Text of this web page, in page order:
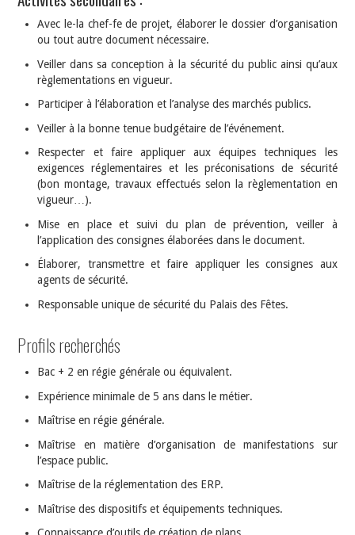
Avec le-la chef-fe de projet, élaborer le dossier d’organisation
ou tout autre document nécessaire.
Veiller dans sa conception à la sécurité du public ainsi qu’aux
règlementations en vigueur.
Participer à l’élaboration et l’analyse des marchés publics.
Veiller à la bonne tenue budgétaire de l’événement.
Respecter et faire appliquer aux équipes techniques les
exigences réglementaires et les préconisations de sécurité
(bon montage, travaux effectués selon la règlementation en
vigueur…).
Mise en place et suivi du plan de prévention, veiller à
l’application des consignes élaborées dans le document.
Élaborer, transmettre et faire appliquer les consignes aux
agents de sécurité.
Responsable unique de sécurité du Palais des Fêtes.
Profils recherchés
Bac + 2 en régie générale ou équivalent.
Expérience minimale de 5 ans dans le métier.
Maîtrise en régie générale.
Maîtrise en matière d’organisation de manifestations sur
l’espace public.
Maîtrise de la réglementation des ERP.
Maîtrise des dispositifs et équipements techniques.